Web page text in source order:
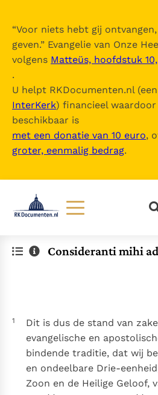
“Voor niets hebt gij
geven.” Evangelie van Onze
volgens Matteüs, hoofdstuk
.
U helpt RKDocumenten.nl
InterKerk) financieel
beschikbaar is
met een donatie van 10 euro,
groter, eenmalig bedrag.
Documenten
Denzinger
Nieuwste Documenten
5. Het gebed van de Kerk
In Christus wordt onze honger
Consideranti mihi
1
Dit is dus de stand van
evangelische en
bindende traditie, dat wij
en ondeelbare Drie-
Zoon en de Heilige Geloof,